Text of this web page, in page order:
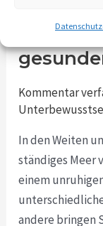
Kommentar
In den Weiten
ständiges Meer
einem
andere bringen
und
loslassen:
Der
Schlüssel
gesunden
Beziehungen